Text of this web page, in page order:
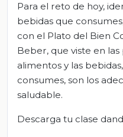
Para el reto de hoy,
bebidas que
con el Plato del Bien
Beber, que viste en las
alimentos y las
consumes, son los
saludable.
Descarga tu clase